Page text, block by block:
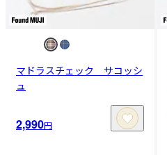
マドラスチェック サコッシ
ュ
2,990円